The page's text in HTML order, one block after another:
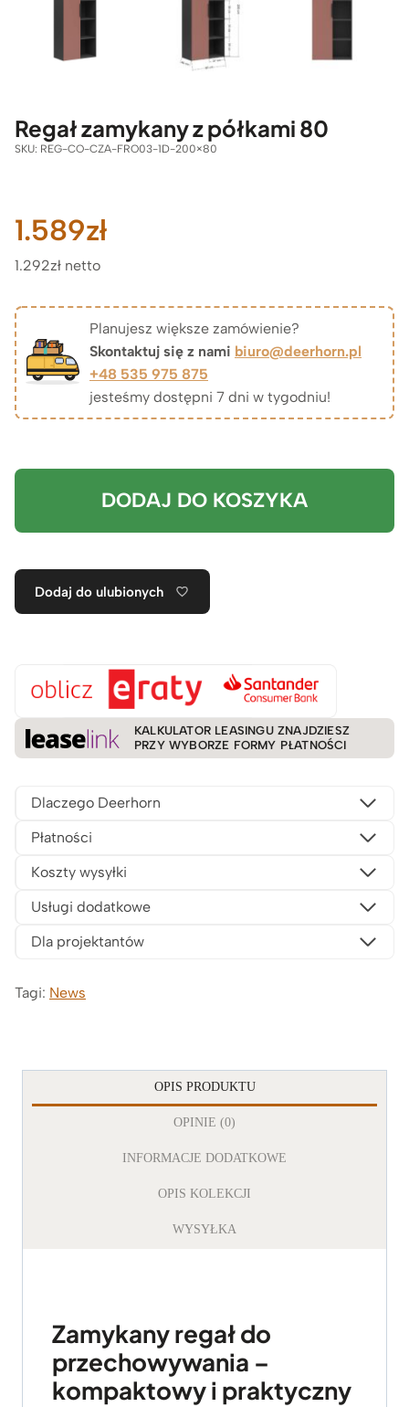
Regał zamykany z półkami 80
SKU: REG-CO-CZA-FRO03-1D-200×80
1.589zł
1.292zł netto
Planujesz większe zamówienie?
Skontaktuj się z nami biuro@deerhorn.pl
+48 535 975 875
jesteśmy dostępni 7 dni w tygodniu!
DODAJ DO KOSZYKA
Dodaj do ulubionych
KALKULATOR LEASINGU ZNAJDZIESZ
PRZY WYBORZE FORMY PŁATNOŚCI
Dlaczego Deerhorn
Płatności
Koszty wysyłki
Usługi dodatkowe
Dla projektantów
Tagi: News
OPIS PRODUKTU
OPINIE (0)
INFORMACJE DODATKOWE
OPIS KOLEKCJI
WYSYŁKA
Zamykany regał do
przechowywania –
kompaktowy i praktyczny